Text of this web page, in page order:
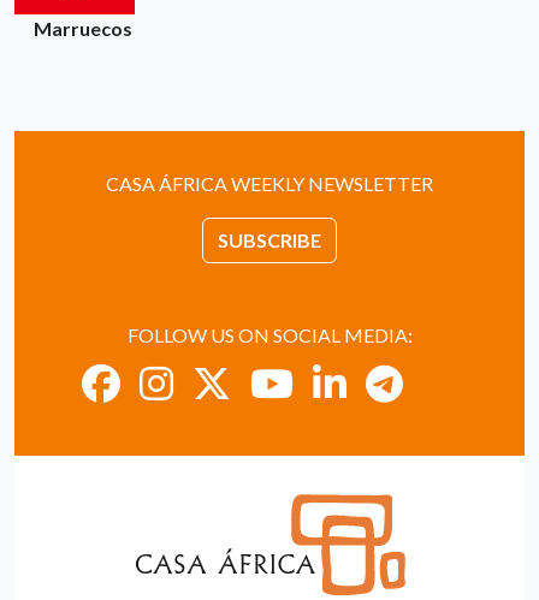
Marruecos
CASA ÁFRICA WEEKLY NEWSLETTER
SUBSCRIBE
FOLLOW US ON SOCIAL MEDIA: